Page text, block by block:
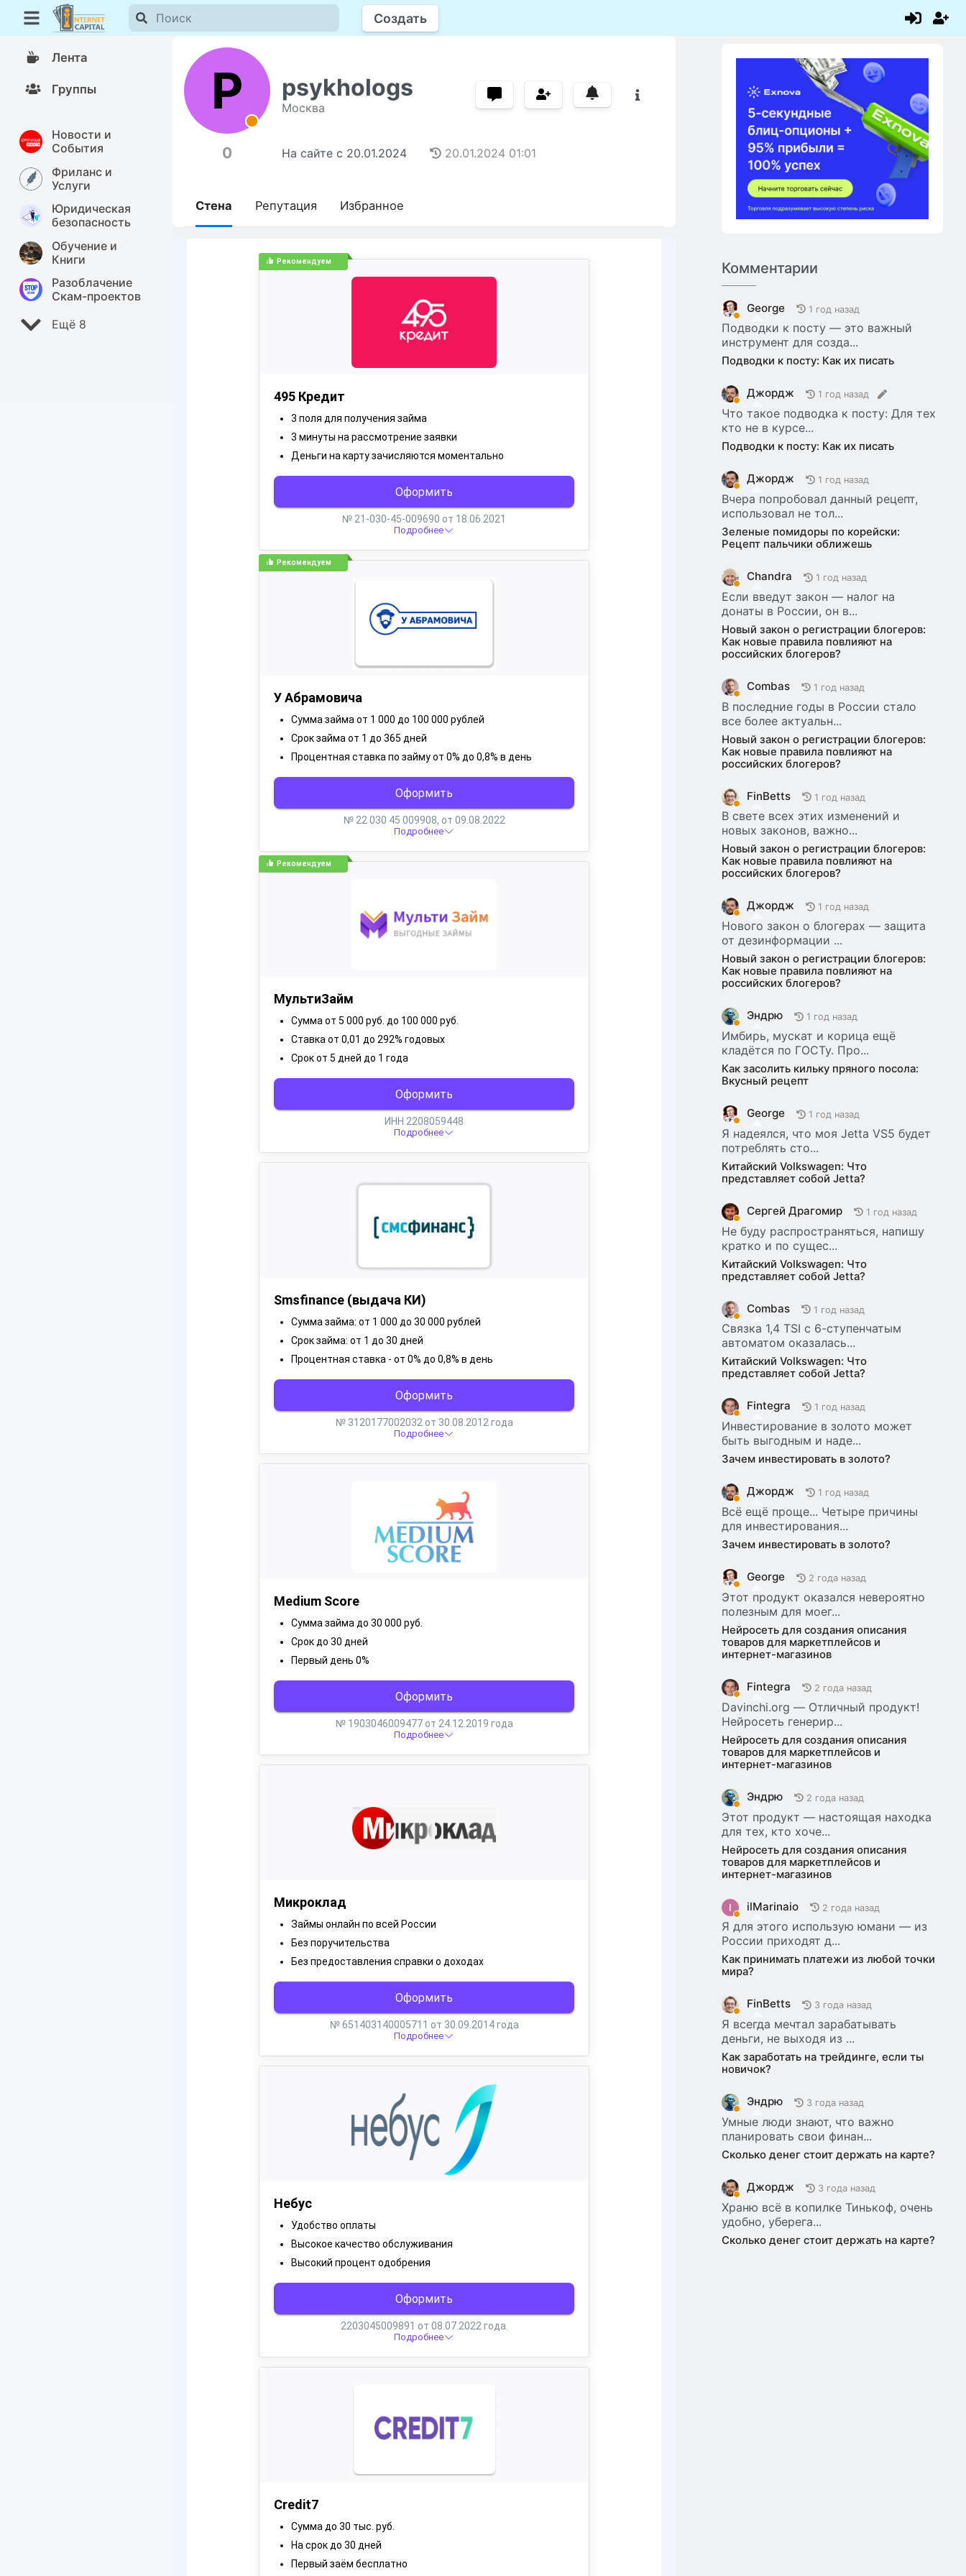
Создать
Лента
Группы
Новости и
События
Фриланс и
Услуги
Юридическая
безопасность
Обучение и
Книги
Разоблачение
Скам-проектов
Ещё 8
P psykhologs
Москва
0 На сайте с 20.01.2024 20.01.2024 01:01
Стена Репутация Избранное
Комментарии
George 1 год назад
Подводки к посту — это важный
инструмент для созда...
Подводки к посту: Как их писать
Джордж 1 год назад
Что такое подводка к посту: Для тех
кто не в курсе...
Подводки к посту: Как их писать
Джордж 1 год назад
Вчера попробовал данный рецепт,
использовал не тол...
Зеленые помидоры по корейски:
Рецепт пальчики оближешь
Chandra 1 год назад
Если введут закон — налог на
донаты в России, он в...
Новый закон о регистрации блогеров:
Как новые правила повлияют на
российских блогеров?
Combas 1 год назад
В последние годы в России стало
все более актуальн...
Новый закон о регистрации блогеров:
Как новые правила повлияют на
российских блогеров?
FinBetts 1 год назад
В свете всех этих изменений и
новых законов, важно...
Новый закон о регистрации блогеров:
Как новые правила повлияют на
российских блогеров?
Джордж 1 год назад
Нового закон о блогерах — защита
от дезинформации ...
Новый закон о регистрации блогеров:
Как новые правила повлияют на
российских блогеров?
Эндрю 1 год назад
Имбирь, мускат и корица ещё
кладётся по ГОСТу. Про...
Как засолить кильку пряного посола:
Вкусный рецепт
George 1 год назад
Я надеялся, что моя Jetta VS5 будет
потреблять сто...
Китайский Volkswagen: Что
представляет собой Jetta?
Сергей Драгомир 1 год назад
Не буду распространяться, напишу
кратко и по сущес...
Китайский Volkswagen: Что
представляет собой Jetta?
Combas 1 год назад
Связка 1,4 TSI с 6-ступенчатым
автоматом оказалась...
Китайский Volkswagen: Что
представляет собой Jetta?
Fintegra 1 год назад
Инвестирование в золото может
быть выгодным и наде...
Зачем инвестировать в золото?
Джордж 1 год назад
Всё ещё проще... Четыре причины
для инвестирования...
Зачем инвестировать в золото?
George 2 года назад
Этот продукт оказался невероятно
полезным для моег...
Нейросеть для создания описания
товаров для маркетплейсов и
интернет-магазинов
Fintegra 2 года назад
Davinchi.org — Отличный продукт!
Нейросеть генерир...
Нейросеть для создания описания
товаров для маркетплейсов и
интернет-магазинов
Эндрю 2 года назад
Этот продукт — настоящая находка
для тех, кто хоче...
Нейросеть для создания описания
товаров для маркетплейсов и
интернет-магазинов
I ilMarinaio 2 года назад
Я для этого использую юмани — из
России приходят д...
Как принимать платежи из любой точки
мира?
FinBetts 3 года назад
Я всегда мечтал зарабатывать
деньги, не выходя из ...
Как заработать на трейдинге, если ты
новичок?
Эндрю 3 года назад
Умные люди знают, что важно
планировать свои финан...
Сколько денег стоит держать на карте?
Джордж 3 года назад
Храню всё в копилке Тинькоф, очень
удобно, уберега...
Сколько денег стоит держать на карте?